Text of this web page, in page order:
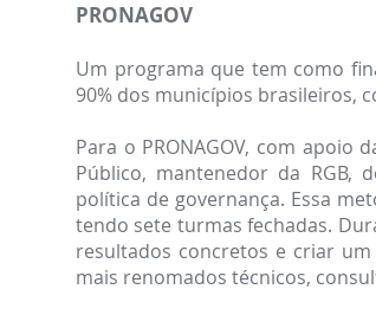
PRONAGOV
Um programa que tem como
90% dos municípios brasileiros,
Para o PRONAGOV, com apoio
Público, mantenedor da RGB,
política de governança. Essa
tendo sete turmas fechadas.
resultados concretos e criar
mais renomados técnicos,